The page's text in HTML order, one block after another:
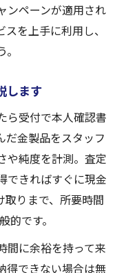
ンペーンが適用され
を上手に利用し、
します
ら受付で本人確認書
だ金製品をスタッフ
や純度を計測。査定
できればすぐに現金
取りまで、所要時間
的です。
間に余裕を持って来
得できない場合は無